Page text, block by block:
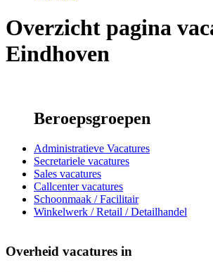
Overzicht pagina
Eindhoven
Beroepsgroepen
Administratieve Vacatures
Secretariele vacatures
Sales vacatures
Callcenter vacatures
Schoonmaak / Facilitair
Winkelwerk / Retail / Detailhandel
Overheid vacatures in